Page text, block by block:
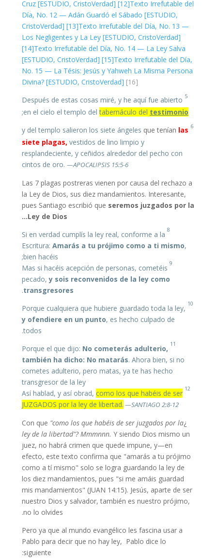
Cruz [ESTUDIO, CristoVerdad] [12]Texto Irrefutable del
Día, No. 12 — Adán Guardó el Sábado [ESTUDIO,
CristoVerdad] [13]Texto Irrefutable del Día, No. 13 —
Los Negligentes y La Ley [ESTUDIO, CristoVerdad]
[14]Texto Irrefutable del Día, No. 14 — La Ley Salva
[ESTUDIO, CristoVerdad] [15]Texto Irrefutable del Día,
No. 15 — La Tésis: Jesús y Yahweh La Misma Persona
Divina? [ESTUDIO, CristoVerdad] [16]
5
Después de estas cosas miré, y he aquí fue abierto
en el cielo el templo del tabernáculo del testimonio
;
6
que tenían las
siete plagas, vestidos de lino limpio y
resplandeciente, y ceñidos alrededor del pecho con
cintos de oro. —APOCALIPSIS 15:5-6
Las 7 plagas postreras vienen por causa del rechazo a
la Ley de Dios, sus diez mandamientos. Interesante,
pues Santiago escribió que seremos juzgados por la
Ley de Dios…
8
Si en verdad cumplís la ley real, conforme a la
Escritura: Amarás a tu prójimo como a ti mismo,
bien hacéis;
9
Mas si hacéis acepción de personas, cometéis
pecado,y sois reconvenidos de la ley como
transgresores
.
10
Porque cualquiera que hubiere guardado toda la ley,
y ofendiere en un punto, es hecho culpado de
todos.
11
Porque el que dijo: No cometerás adulterio,
también ha dicho: No matarás. Ahora bien, si no
cometes adulterio, pero matas, ya te has hecho
transgresor de la ley
12
Así hablad, y así obrad, como los que habéis de ser
JUZGADOS por la ley de libertad. —SANTIAGO 2:8-12
¿Con que
"como los que habéis de ser juzgados por la
ley de la libertad"? Mmmnnn. Y siendo Dios mismo un
juez, no habrá crimen que quede impune, y—en
efecto, este texto confirma que "amarás a tu prójimo
como a tí mismo" solo se logra guardando la ley de
los diez mandamientos, pues "si me amáis guardad
mis mandamientos" (JUAN 14:15). Jesús, aparte de ser
nuestro Dios y salvador, también es nuestro prójimo,
no lo olvides.
Pero ya que al mundo evangélico les fascina usar a
Pablo para decir que no hay ley, Pablo dice lo
siguiente: